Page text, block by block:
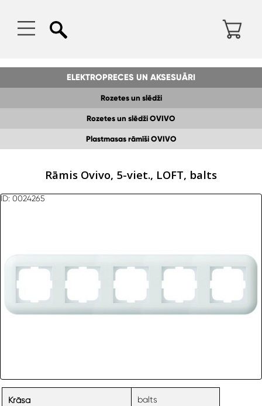
ELEKTROPRECES UN AKSESUĀRI
Rozetes un slēdži
Rozetes un slēdži OVIVO
Plastmasas rāmīši OVIVO
Rāmis Ovivo, 5-viet., LOFT, balts
ID: 0024265
Krāsa balts